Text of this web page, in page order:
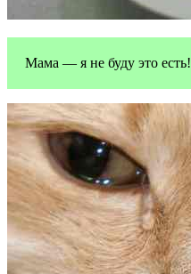
Мама — я не буду это есть!